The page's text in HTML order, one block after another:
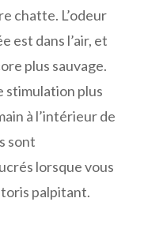
chatte. L’odeur
est dans l’air, et
plus sauvage.
stimulation plus
à l’intérieur de
sont
lorsque vous
palpitant.